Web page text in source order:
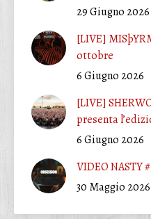
29 Giugno 2026
[LIVE]
ottobre
6 Giugno 2026
[LIVE]
presenta
6 Giugno 2026
VIDEO NASTY
30 Maggio 2026